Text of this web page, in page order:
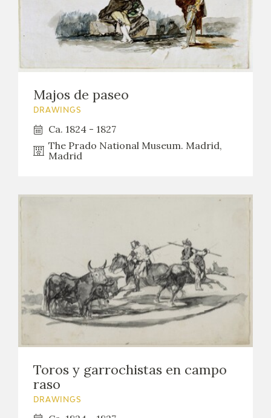
Majos de paseo
DRAWINGS
Ca. 1824 - 1827
The Prado National Museum. Madrid,
Madrid
Toros y garrochistas en campo
raso
DRAWINGS